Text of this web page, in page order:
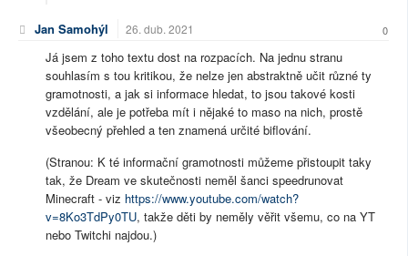
Jan Samohýl 26. dub. 2021 0
Já jsem z toho textu dost na rozpacích. Na jednu stranu
souhlasím s tou kritikou, že nelze jen abstraktně učit různé ty
gramotnosti, a jak si informace hledat, to jsou takové kosti
vzdělání, ale je potřeba mít i nějaké to maso na nich, prostě
všeobecný přehled a ten znamená určité biflování.
(Stranou: K té informační gramotnosti můžeme přistoupit taky
tak, že Dream ve skutečnosti neměl šanci speedrunovat
Minecraft - viz https://www.youtube.com/watch?
v=8Ko3TdPy0TU, takže děti by neměly věřit všemu, co na YT
nebo Twitchi najdou.)